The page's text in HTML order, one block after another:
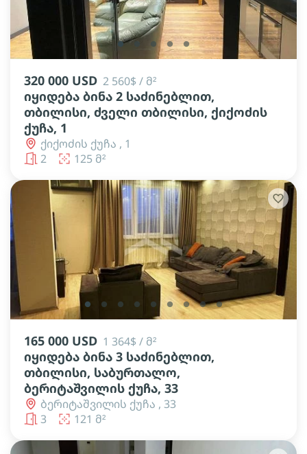
lens lens lens lens
320 000 USD 2 560$ / მ²
იყიდება ბინა 2 საძინებლით,
თბილისი, ძველი თბილისი, ქიქოძის
ქუჩა, 1
ქიქოძის ქუჩა , 1
2
125 მ²
lens lens lens lens lens lens lens lens lens
165 000 USD 1 364$ / მ²
იყიდება ბინა 3 საძინებლით,
თბილისი, საბურთალო,
ბერიტაშვილის ქუჩა, 33
ბერიტაშვილის ქუჩა , 33
3
121 მ²